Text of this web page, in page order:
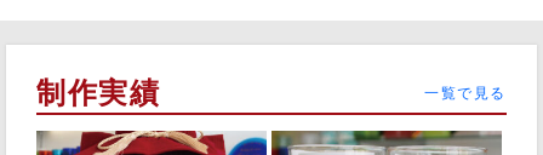
制作実績 一覧で見る